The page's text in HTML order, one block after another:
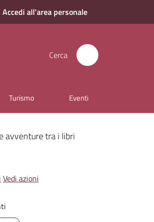
Accedi all'area personale
Cerca
Turismo Eventi
avventure tra i libri
Vedi azioni